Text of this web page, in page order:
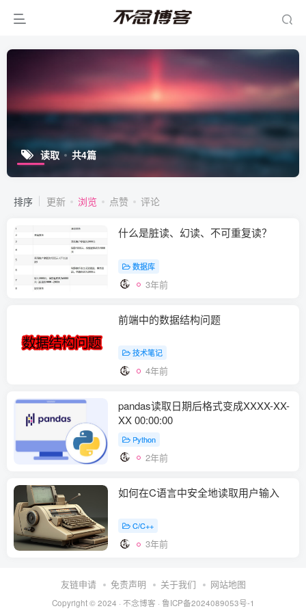
读取 共4篇
排序 更新 浏览 点赞 评论
什么是脏读、幻读、不可重复读？
数据库
3年前
前端中的数据结构问题
技术笔记
4年前
pandas读取日期后格式变成XXXX-XX-
XX 00:00:00
Python
2年前
如何在C语言中安全地读取用户输入
C/C++
3年前
友链申请 免责声明 关于我们 网站地图
Copyright © 2024 · 不念博客 · 鲁ICP备2024089053号-1